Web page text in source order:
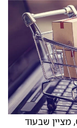
סימאון סיגל, אנליסט ב-Guggenheim, מציין שבעוד